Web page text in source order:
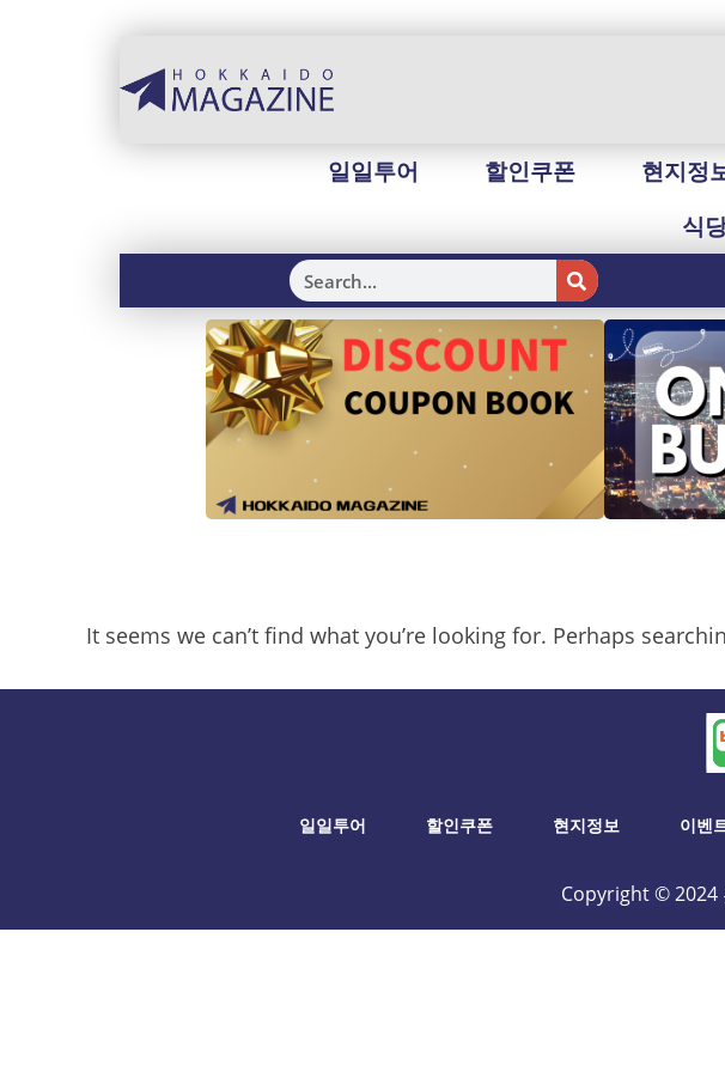
일일투어 할인쿠폰 현지정
식
It seems we can’t find what you’re looking for. Perhaps
일일투어 할인쿠폰 현지정보 이벤
Copyright © 2024